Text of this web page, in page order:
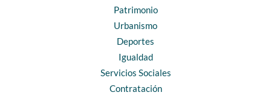
Patrimonio
Urbanismo
Deportes
Igualdad
Servicios Sociales
Contratación